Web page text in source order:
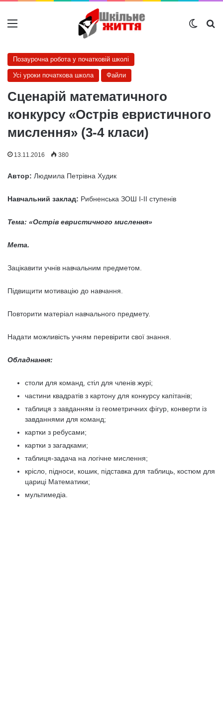
Меню
Позаурочна робота у початковій школі
Усі уроки початкова школа Файли
Сценарій математичного
конкурсу «Острів евристичного
мислення» (3-4 класи)
13.11.2016 380
Автор: Людмила Петрівна Худик
Навчальний заклад: Рибненська ЗОШ I-II ступенів
Тема: «Острів евристичного мислення»
Мета.
Зацікавити учнів навчальним предметом.
Підвищити мотивацію до навчання.
Повторити матеріал навчального предмету.
Надати можливість учням перевірити свої знання.
Обладнання:
столи для команд, стіл для членів журі;
частини квадратів з картону для конкурсу капітанів;
таблиця з завданням із геометричних фігур, конверти із
завданнями для команд;
картки з ребусами;
картки з загадками;
таблиця-задача на логічне мислення;
крісло, підноси, кошик, підставка для таблиць, костюм для
цариці Математики;
мультимедіа.